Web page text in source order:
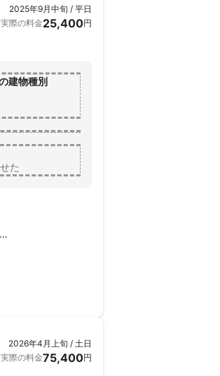
2025年9月中旬 / 平日
実際の料金25,400円
建物種別
た
2026年4月上旬 / 土日
実際の料金75,400円